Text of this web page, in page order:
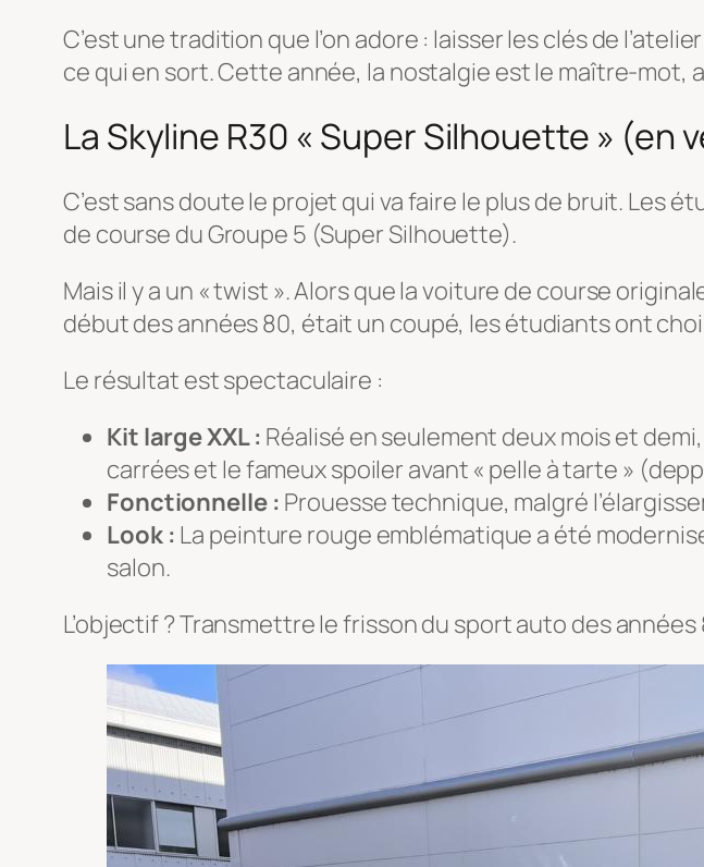
C’est une tradition que l’on adore : laisser les clés de
ce qui en sort. Cette année, la nostalgie est le maître-mot,
La Skyline R30 « Super Silhouette » (en
C’est sans doute le projet qui va faire le plus de bruit. Les
de course du Groupe 5 (Super Silhouette).
Mais il y a un « twist ». Alors que la voiture de course
début des années 80, était un coupé, les étudiants ont
Le résultat est spectaculaire :
Kit large XXL : Réalisé en seulement deux mois et
carrées et le fameux spoiler avant « pelle à tarte » (
Fonctionnelle : Prouesse technique, malgré
Look : La peinture rouge emblématique a été
salon.
L’objectif ? Transmettre le frisson du sport auto des